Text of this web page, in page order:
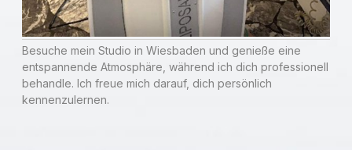
Besuche mein Studio in Wiesbaden und genieße eine
entspannende Atmosphäre, während ich dich professionell
behandle. Ich freue mich darauf, dich persönlich
kennenzulernen.